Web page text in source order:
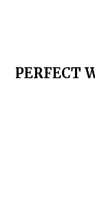
PERFECT